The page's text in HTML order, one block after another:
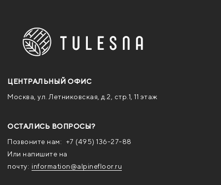
ЦЕНТРАЛЬНЫЙ ОФИС
Москва, ул. Летниковская, д.2, стр.1, 11 этаж
ОСТАЛИСЬ ВОПРОСЫ?
Позвоните нам:
+7 (495) 136-27-88
Или напишите на
почту: information@alpinefloor.ru